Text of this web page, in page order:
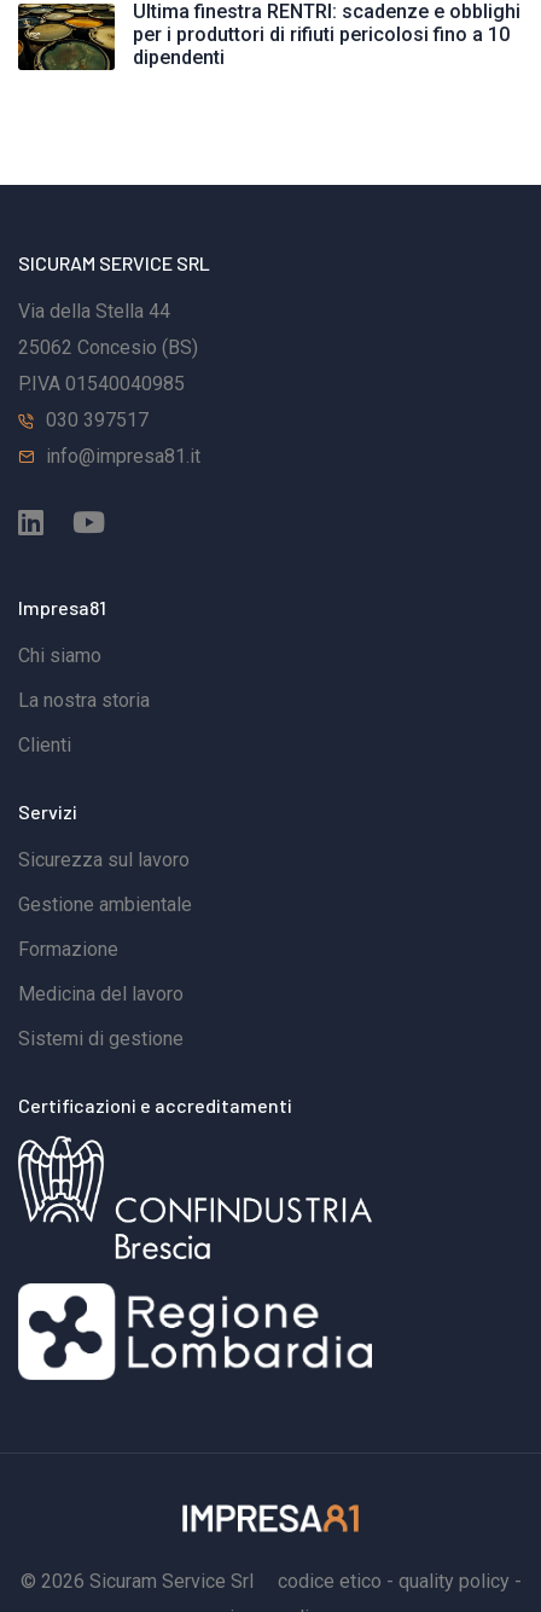
Ultima finestra RENTRI: scadenze e obblighi
per i produttori di rifiuti pericolosi fino a 10
dipendenti
SICURAM SERVICE SRL
Via della Stella 44
25062 Concesio (BS)
P.IVA 01540040985
030 397517
info@impresa81.it
Impresa81
Chi siamo
La nostra storia
Clienti
Servizi
Sicurezza sul lavoro
Gestione ambientale
Formazione
Medicina del lavoro
Sistemi di gestione
Certificazioni e accreditamenti
© 2026 Sicuram Service Srl codice etico - quality policy -